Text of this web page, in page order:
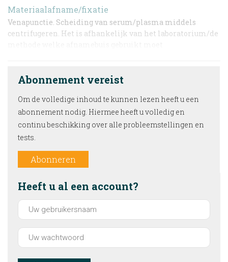
Materiaalafname/fixatie
Venapunctie. Scheiding van serum/plasma middels
centrifugeren. Het is afhankelijk van het laboratorium/de
Abonnement vereist
Om de volledige inhoud te kunnen lezen heeft u een
abonnement nodig. Hiermee heeft u volledig en
continu beschikking over alle probleemstellingen en
tests.
Abonneren
Heeft u al een account?